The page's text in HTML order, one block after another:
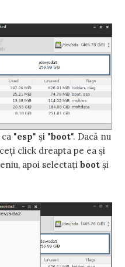
"esp" şi "boot". Dacă nu
click dreapta pe ea şi
apoi selectaţiboot şi